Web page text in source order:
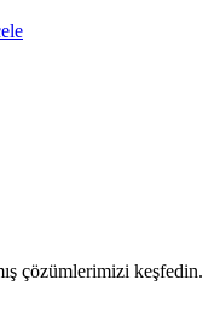
çözümlerimizi keşfedin.